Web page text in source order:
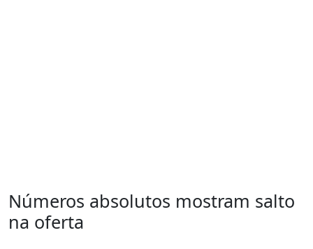
Números absolutos mostram salto
na oferta